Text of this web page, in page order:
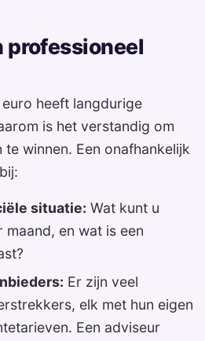
professioneel
heeft langdurige
is het verstandig om
winnen. Een onafhankelijk
situatie: Wat kunt u
en wat is een
Er zijn veel
elk met hun eigen
Een adviseur